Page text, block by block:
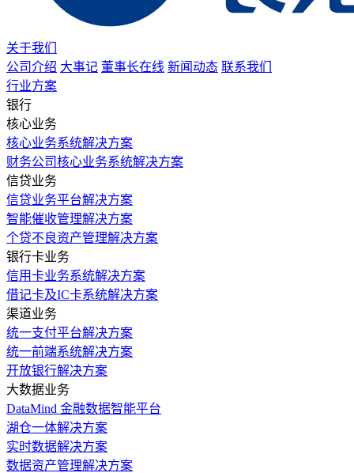
关于我们
公司介绍 大事记 董事长在线 新闻动态 联系我们
行业方案
银行
核心业务
核心业务系统解决方案
财务公司核心业务系统解决方案
信贷业务
信贷业务平台解决方案
智能催收管理解决方案
个贷不良资产管理解决方案
银行卡业务
信用卡业务系统解决方案
借记卡及IC卡系统解决方案
渠道业务
统一支付平台解决方案
统一前端系统解决方案
开放银行解决方案
大数据业务
DataMind 金融数据智能平台
湖仓一体解决方案
实时数据解决方案
数据资产管理解决方案